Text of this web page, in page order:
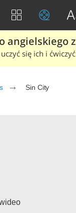
angielskiego
się ich i
Sin City